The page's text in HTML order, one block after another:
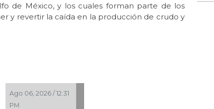
de México, y los cuales forman parte de los
y revertir la caída en la producción de crudo y
Ago 06, 2026 / 12:31
PM